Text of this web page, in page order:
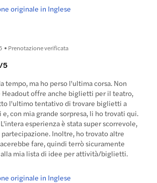
originale in Inglese
Prenotazione verificata
5
tempo, ma ho perso l'ultima corsa. Non
Headout offre anche biglietti per il teatro,
l'ultimo tentativo di trovare biglietti a
con mia grande sorpresa, li ho trovati qui.
esperienza è stata super scorrevole,
Inoltre, ho trovato altre
fare, quindi terrò sicuramente
mia lista di idee per attività/biglietti.
originale in Inglese